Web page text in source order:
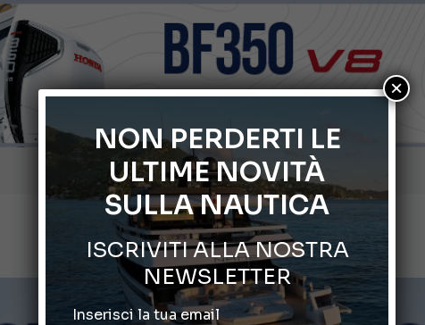
Gommoni Callegari acquisisce Geniuss
66° Salone Nautico Internazionale di Genova
Svelati i Mondiali di Wakeboard 2026
Cannes Yachting Festival 2026: tutte le novità attese a
Montecristo Yachting, l’orologio per il diportista
NON PERDERTI LE
ULTIME NOVITÀ
SULLA NAUTICA
ISCRIVITI ALLA NOSTRA
NEWSLETTER
Inserisci la tua email
×